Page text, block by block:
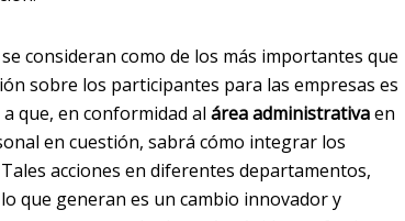
consideran como de los más importantes que
sobre los participantes para las empresas es
que, en conformidad al área administrativaen
en cuestión, sabrá cómo integrar los
acciones en diferentes departamentos,
que generan es un cambio innovador y